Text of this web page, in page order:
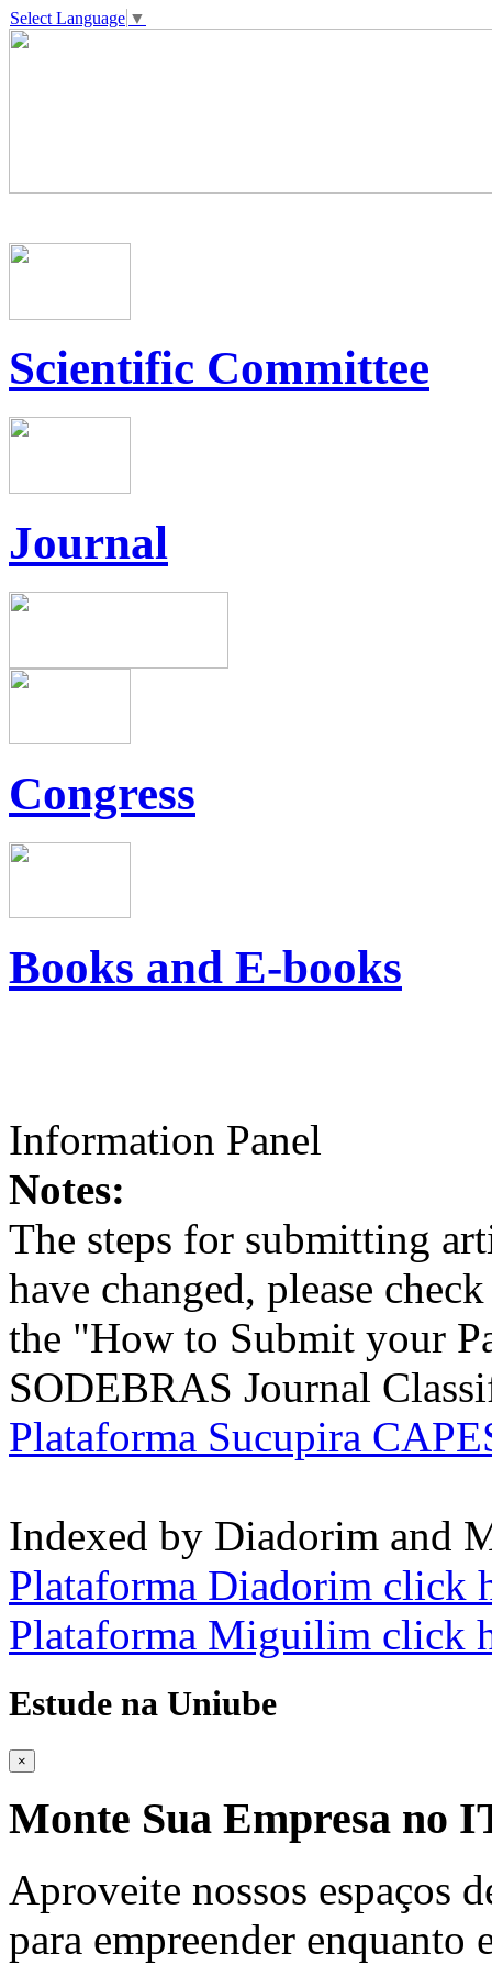
Select Language ▼
Scientific Committee
Journal
Congress
Books and E-books
Information Panel
Notes:
The steps for submitting
have changed, please
the "How to Submit your
SODEBRAS Journal
Plataforma Sucupira
Indexed by Diadorim and
Plataforma Diadorim click
Plataforma Miguilim click
Estude na Uniube
×
Monte Sua Empresa no
Aproveite nossos espaços
para empreender enquanto